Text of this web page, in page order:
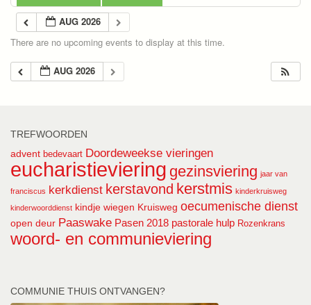
AUG 2026
There are no upcoming events to display at this time.
AUG 2026
TREFWOORDEN
advent bedevaart Doordeweekse vieringen
eucharistieviering gezinsviering jaar van
franciscus kerkdienst kerstavond kerstmis kinderkruisweg
kinderwoorddienst kindje wiegen Kruisweg oecumenische dienst
open deur Paaswake Pasen 2018 pastorale hulp Rozenkrans
woord- en communieviering
COMMUNIE THUIS ONTVANGEN?